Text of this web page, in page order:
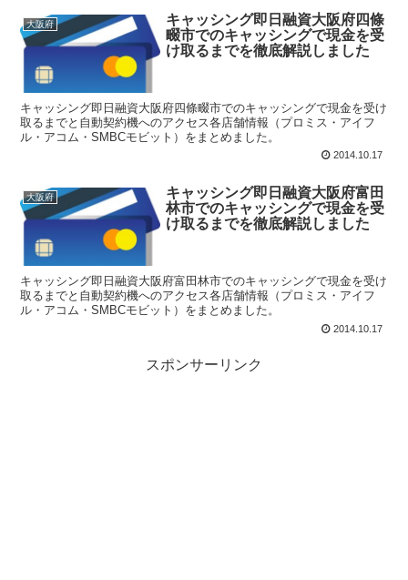
大阪府
キャッシング即日融資大阪府四條
畷市でのキャッシングで現金を受
け取るまでを徹底解説しました
キャッシング即日融資大阪府四條畷市でのキャッシングで現金を受け
取るまでと自動契約機へのアクセス各店舗情報（プロミス・アイフ
ル・アコム・SMBCモビット）をまとめました。
2014.10.17
大阪府
キャッシング即日融資大阪府富田
林市でのキャッシングで現金を受
け取るまでを徹底解説しました
キャッシング即日融資大阪府富田林市でのキャッシングで現金を受け
取るまでと自動契約機へのアクセス各店舗情報（プロミス・アイフ
ル・アコム・SMBCモビット）をまとめました。
2014.10.17
スポンサーリンク